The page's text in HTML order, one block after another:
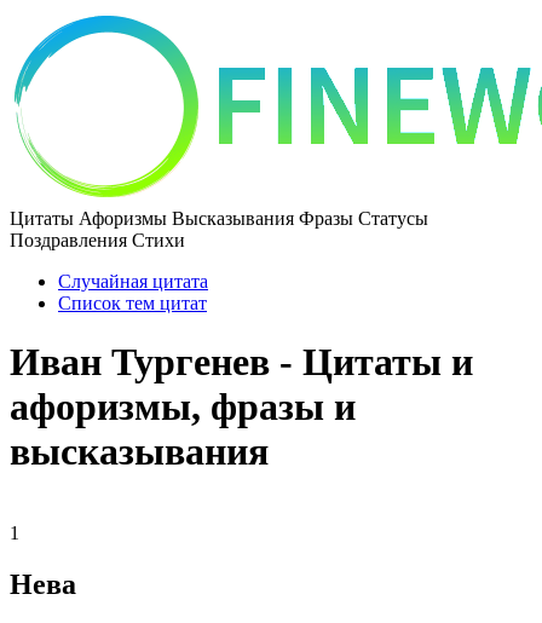
Цитаты Афоризмы Высказывания Фразы Статусы
Поздравления Стихи
Случайная цитата
Список тем цитат
Иван Тургенев - Цитаты и
афоризмы, фразы и
высказывания
1
Нева